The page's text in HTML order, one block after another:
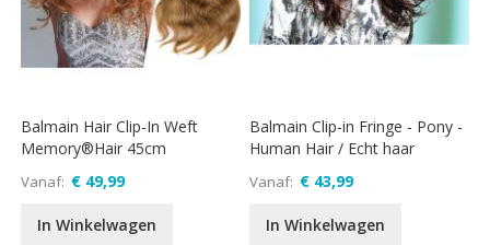
Balmain Hair Clip-In Weft
Memory®Hair 45cm
Vanaf € 49,99
In Winkelwagen
Balmain Clip-in Fringe - Pony -
Human Hair / Echt haar
Vanaf € 43,99
In Winkelwagen